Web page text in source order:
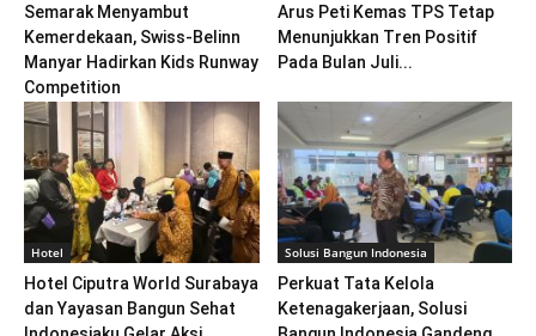
Semarak Menyambut
Kemerdekaan, Swiss-Belinn
Manyar Hadirkan Kids Runway
Competition
Arus Peti Kemas TPS Tetap
Menunjukkan Tren Positif
Pada Bulan Juli...
Hotel
Hotel Ciputra World Surabaya
dan Yayasan Bangun Sehat
Solusi Bangun Indonesia
Perkuat Tata Kelola
Ketenagakerjaan, Solusi